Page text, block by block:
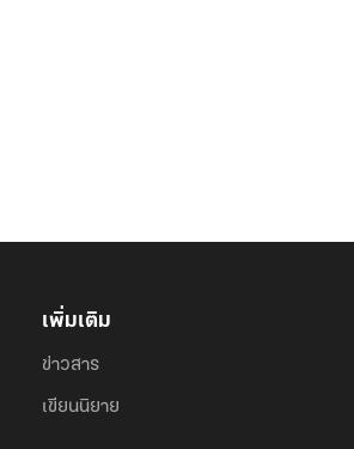
เพิ่มเติม
ข่าวสาร
เขียนนิยาย